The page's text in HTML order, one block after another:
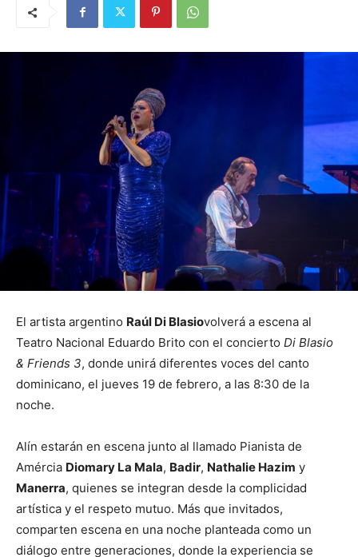
El artista argentino Raúl Di Blasiovolverá a escena al
Teatro Nacional Eduardo Brito con el concierto Di Blasio
& Friends 3, donde unirá diferentes voces del canto
dominicano, el jueves 19 de febrero, a las 8:30 de la
noche.
Alín estarán en escena junto al llamado Pianista de
Amércia Diomary La Mala, Badir, Nathalie Hazim y
Manerra, quienes se integran desde la complicidad
artística y el respeto mutuo. Más que invitados,
comparten escena en una noche planteada como un
diálogo entre generaciones, donde la experiencia se